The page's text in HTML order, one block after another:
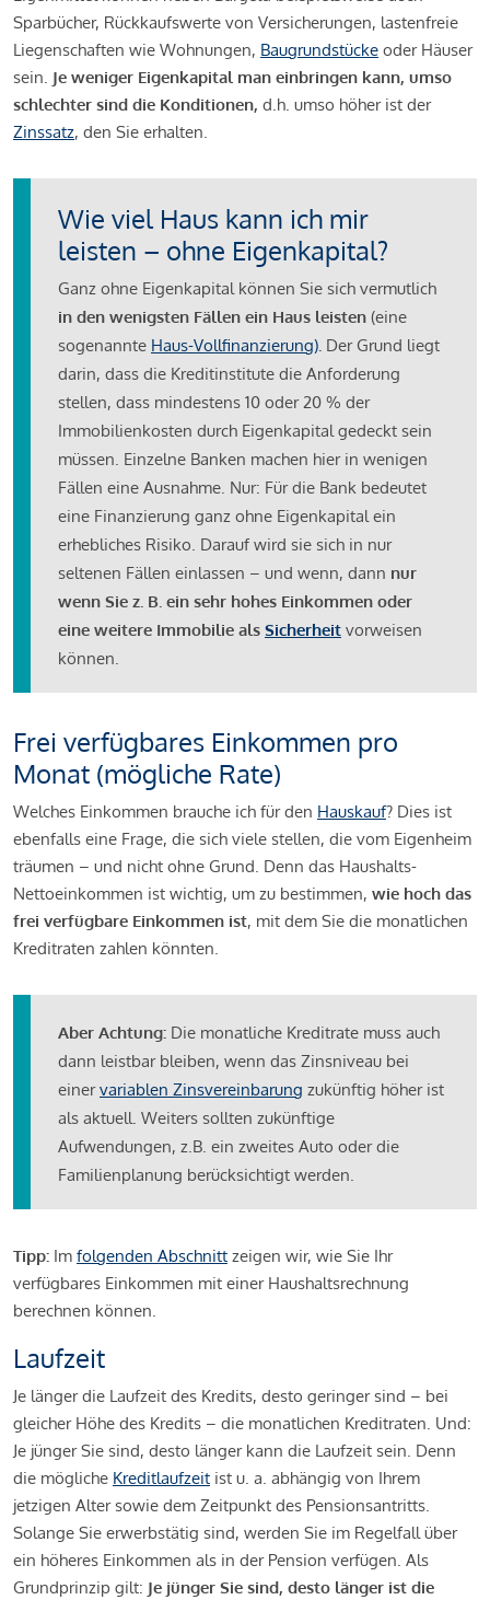
Sparbücher, Rückkaufswerte von Versicherungen, lastenfreie
Liegenschaften wie Wohnungen, Baugrundstücke oder Häuser
sein. Je weniger Eigenkapital man einbringen kann, umso
schlechter sind die Konditionen, d.h. umso höher ist der
Zinssatz, den Sie erhalten.
Wie viel Haus kann ich mir
leisten – ohne Eigenkapital?
Ganz ohne Eigenkapital können Sie sich vermutlich
in den wenigsten Fällen ein Haus leisten (eine
sogenannte Haus-Vollfinanzierung). Der Grund liegt
darin, dass die Kreditinstitute die Anforderung
stellen, dass mindestens 10 oder 20 % der
Immobilienkosten durch Eigenkapital gedeckt sein
müssen. Einzelne Banken machen hier in wenigen
Fällen eine Ausnahme. Nur: Für die Bank bedeutet
eine Finanzierung ganz ohne Eigenkapital ein
erhebliches Risiko. Darauf wird sie sich in nur
seltenen Fällen einlassen – und wenn, dann nur
wenn Sie z. B. ein sehr hohes Einkommen oder
eine weitere Immobilie als Sicherheit vorweisen
können.
Frei verfügbares Einkommen pro
Monat (mögliche Rate)
Welches Einkommen brauche ich für den Hauskauf? Dies ist
ebenfalls eine Frage, die sich viele stellen, die vom Eigenheim
träumen – und nicht ohne Grund. Denn das Haushalts-
Nettoeinkommen ist wichtig, um zu bestimmen, wie hoch das
frei verfügbare Einkommen ist, mit dem Sie die monatlichen
Kreditraten zahlen könnten.
Aber Achtung: Die monatliche Kreditrate muss auch
dann leistbar bleiben, wenn das Zinsniveau bei
einervariablen Zinsvereinbarung zukünftig höher ist
als aktuell. Weiters sollten zukünftige
Aufwendungen, z.B. ein zweites Auto oder die
Familienplanung berücksichtigt werden.
Tipp: Im folgenden Abschnitt zeigen wir, wie Sie Ihr
verfügbares Einkommen mit einer Haushaltsrechnung
berechnen können.
Laufzeit
Je länger die Laufzeit des Kredits, desto geringer sind – bei
gleicher Höhe des Kredits – die monatlichen Kreditraten. Und:
Je jünger Sie sind, desto länger kann die Laufzeit sein. Denn
die mögliche Kreditlaufzeit ist u. a. abhängig von Ihrem
jetzigen Alter sowie dem Zeitpunkt des Pensionsantritts.
Solange Sie erwerbstätig sind, werden Sie im Regelfall über
ein höheres Einkommen als in der Pension verfügen. Als
Grundprinzip gilt: Je jünger Sie sind, desto länger ist die